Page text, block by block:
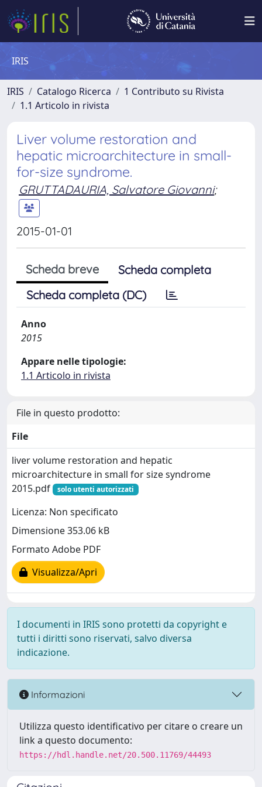
IRIS
IRIS Catalogo Ricerca
1 Contributo su Rivista
1.1 Articolo in rivista
Liver volume restoration and
hepatic microarchitecture in small-
for-size syndrome.
GRUTTADAURIA, Salvatore Giovanni;
2015-01-01
Scheda breve
Scheda completa
Scheda completa (DC)
Anno
2015
Appare nelle tipologie:
1.1 Articolo in rivista
File in questo prodotto:
File
liver volume restoration and hepatic
microarchitecture in small for size syndrome
2015.pdf
solo utenti autorizzati
Licenza: Non specificato
Dimensione 353.06 kB
Formato Adobe PDF
Visualizza/Apri
I documenti in IRIS sono protetti da copyright e
tutti i diritti sono riservati, salvo diversa
indicazione.
Informazioni
Utilizza questo identificativo per citare o creare un
link a questo documento:
https://hdl.handle.net/20.500.11769/44493